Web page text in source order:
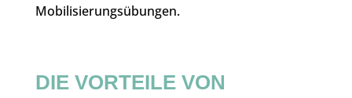
Mobilisierungsübungen.
DIE VORTEILE VON